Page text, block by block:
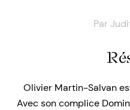
Par
Olivier Martin-Salvan
Avec son complice